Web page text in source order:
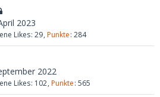
2023
Likes 29 Punkte 284
2022
Likes 102 Punkte 565